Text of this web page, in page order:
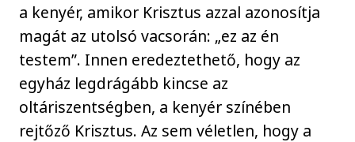
a kenyér, amikor Krisztus azzal azonosítja
magát az utolsó vacsorán: „ez az én
testem”. Innen eredeztethető, hogy az
egyház legdrágább kincse az
oltáriszentségben, a kenyér színében
rejtőző Krisztus. Az sem véletlen, hogy a